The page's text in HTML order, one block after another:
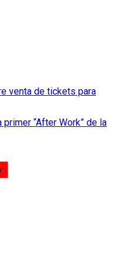
venta de tickets para
“After Work” de la